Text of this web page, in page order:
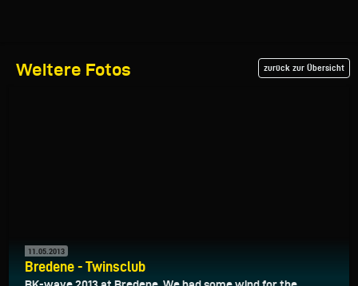
Weitere Fotos zurück zur Übersicht
11.05.2013
Bredene - Twinsclub